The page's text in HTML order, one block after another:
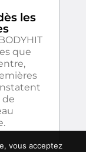
les
que
de
vous acceptez